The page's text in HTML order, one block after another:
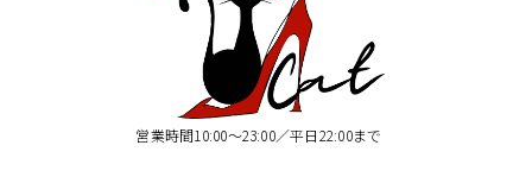
営業時間10:00〜23:00／平日22:00まで